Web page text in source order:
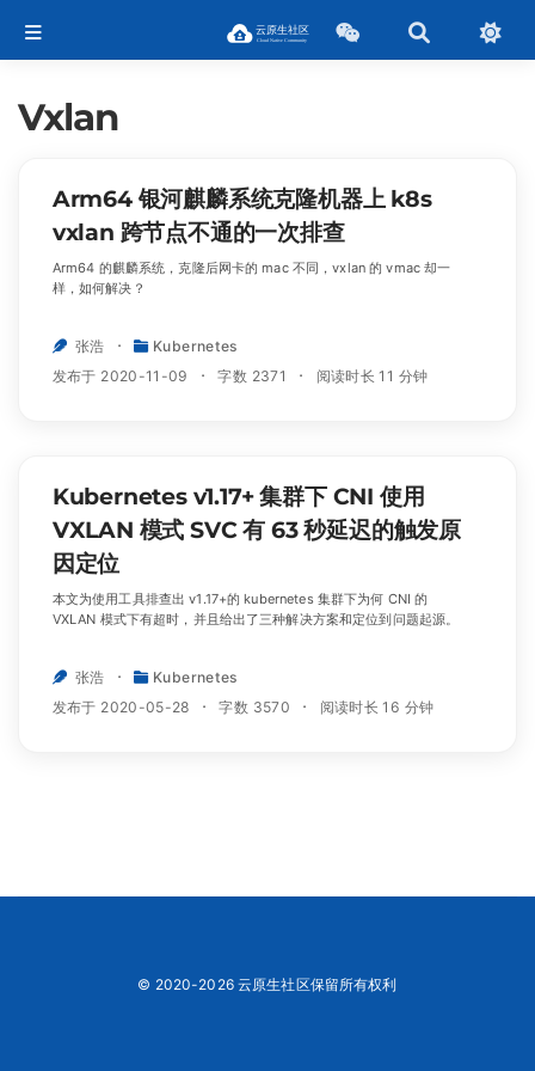
Vxlan
Arm64 银河麒麟系统克隆机器上 k8s
vxlan 跨节点不通的一次排查
Arm64 的麒麟系统，克隆后网卡的 mac 不同，vxlan 的 vmac 却一
样，如何解决？
张浩
Kubernetes
发布于 2020-11-09
字数 2371 阅读时长 11 分钟
Kubernetes v1.17+ 集群下 CNI 使用
VXLAN 模式 SVC 有 63 秒延迟的触发原
因定位
本文为使用工具排查出 v1.17+的 kubernetes 集群下为何 CNI 的
VXLAN 模式下有超时，并且给出了三种解决方案和定位到问题起源。
张浩
Kubernetes
发布于 2020-05-28
字数 3570 阅读时长 16 分钟
© 2020-2026 云原生社区保留所有权利